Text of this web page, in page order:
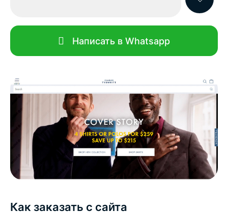
Написать в Whatsapp
Как заказать с сайта